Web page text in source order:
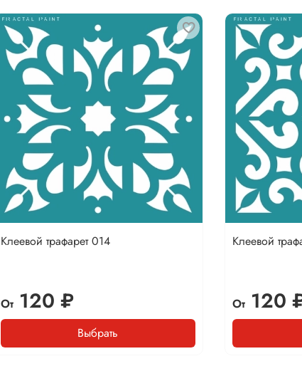
Клеевой трафарет 014
От120 ₽
Выбрать
Клеевой
От120